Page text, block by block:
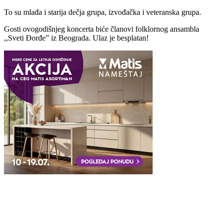
To su mlađa i starija dečja grupa, izvođačka i veteranska grupa.
Gosti ovogodišnjeg koncerta biće članovi folklornog ansambla
,,Sveti Đorđe” iz Beograda. Ulaz je besplatan!